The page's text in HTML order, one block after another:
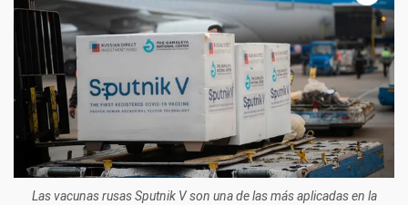
Las vacunas rusas Sputnik V son una de las más aplicadas en la